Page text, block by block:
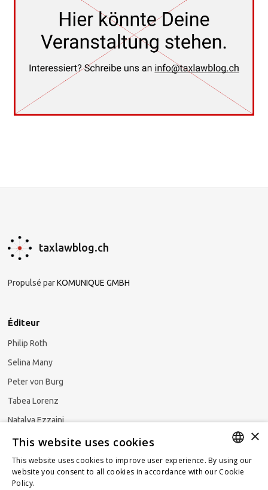
taxlawblog.ch
Propulsé parKOMUNIQUE GMBH
Éditeur
Philip Roth
Selina Many
Peter von Burg
Tabea Lorenz
Natalya Ezzaini
S'abonner à la newsletter
GERMAN
×
This website uses cookies
This website uses cookies to improve user experience. By using our
website you consent to all cookies in accordance with our Cookie
Policy.